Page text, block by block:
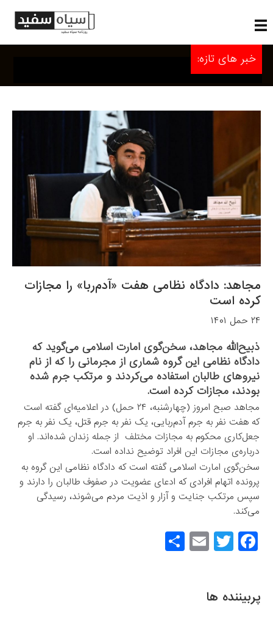
خبر های تازه:
پربیننده ها
مجاهد: دادگاه نظامی هفت «آدم‌ربا» را مجازات
کرده است
۲۴ حمل ۱۴۰۱
ذبیح‌الله مجاهد، سخن‌گوی امارت اسلامی می‌گوید که
دادگاه نظامی این گروه شماری از مجرمانی را که از نام
نیروهای طالبان استفاده می‌کردند و مرتکب جرم شده
بودند، مجازات کرده است.
مجاهد صبح‌ امروز (چهارشنبه، ۲۴ حمل) در اعلامیه‌ای گفته است
که هفت نفر به جرم آدم‌ربایی، یک نفر به جرم قتل، یک نفر به جرم
جعل‌کاری محکوم به مجازات مختلف از جمله زندان شده‌اند. او
درباره‌ی مجازات این افراد توضیح نداده است.
سخن‌گوی امارت اسلامی گفته است که دادگاه نظامی این گروه به
پرونده اتهام افرادی که ادعای عضویت در صفوف طالبان را دارند و
سپس مرتکب جنایت و آزار و اذیت مردم می‌شوند، رسیدگی
می‌کند.
F
a
e
T
wi
er
E
m